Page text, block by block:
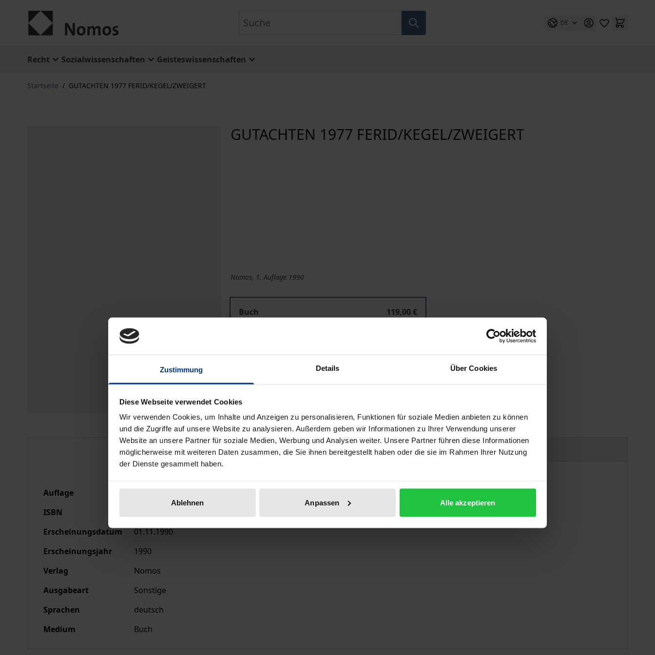
Zustimmung Details Über Cookies
Diese Webseite verwendet Cookies
Wir verwenden Cookies, um Inhalte und Anzeigen zu personalisieren, Funktionen für soziale Medien anbieten zu können
und die Zugriffe auf unsere Website zu analysieren. Außerdem geben wir Informationen zu Ihrer Verwendung unserer
Website an unsere Partner für soziale Medien, Werbung und Analysen weiter. Unsere Partner führen diese Informationen
möglicherweise mit weiteren Daten zusammen, die Sie ihnen bereitgestellt haben oder die sie im Rahmen Ihrer Nutzung
der Dienste gesammelt haben.
Ablehnen Anpassen Alle akzeptieren
DE
Recht Sozialwissenschaften Geisteswissenschaften
Startseite / GUTACHTEN 1977 FERID/KEGEL/ZWEIGERT
GUTACHTEN 1977 FERID/KEGEL/ZWEIGERT
Nomos, 1. Auflage 1990
Buch
119,00 €
In den Warenkorb
Hinweise zu Versandkosten
Bibliografische Angaben Produktsicherheit
Auflage
ISBN
Erscheinungsdatum
01.11.1990
Erscheinungsjahr
1990
Verlag
Nomos
Ausgabeart
Sonstige
Sprachen
deutsch
Medium
Buch